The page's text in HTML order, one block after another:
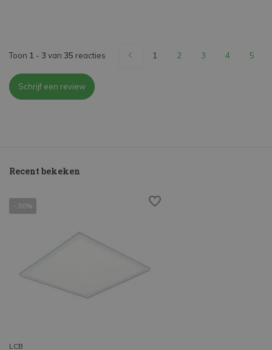
Toon 1 - 3 van 35 reacties 1 2 3 4 5
Schrijf een review
Recent bekeken
- 30%
LCB